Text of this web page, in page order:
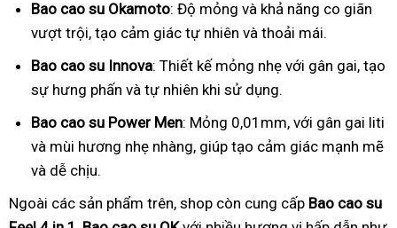
Bao cao su Okamoto: Độ mỏng và khả năng co giãn
vượt trội, tạo cảm giác tự nhiên và thoải mái.
Bao cao su Innova: Thiết kế mỏng nhẹ với gân gai, tạo
sự hưng phấn và tự nhiên khi sử dụng.
Bao cao su Power Men: Mỏng 0,01mm, với gân gai liti
và mùi hương nhẹ nhàng, giúp tạo cảm giác mạnh mẽ
và dễ chịu.
Ngoài các sản phẩm trên, shop còn cung cấp Bao cao su